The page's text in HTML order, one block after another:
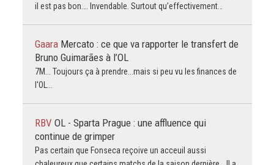
il est pas bon…. Invendable. Surtout qu’effectivement…
Gaara Mercato : ce que va rapporter le transfert de
Bruno Guimarães à l’OL
7M... Toujours ça à prendre...mais si peu vu les finances de
l'OL...
RBV OL - Sparta Prague : une affluence qui
continue de grimper
Pas certain que Fonseca reçoive un acceuil aussi